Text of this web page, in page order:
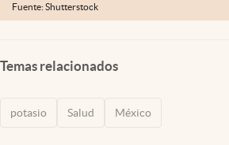
Fuente: Shutterstock
Temas relacionados
potasio Salud México